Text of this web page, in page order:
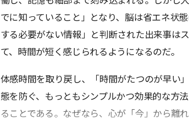
でに知っていること」となり、脳は省エネ状
する必要がない情報」と判断された出来事は
て、時間が短く感じられるようになるのだ。
体感時間を取り戻し、「時間がたつのが早い
態を防ぐ、もっともシンプルかつ効果的な方
ることである。なぜなら、心が「今」から離